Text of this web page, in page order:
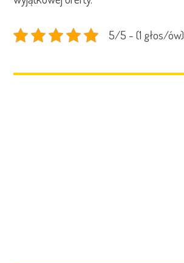
5/5 - (1 głos/ów)